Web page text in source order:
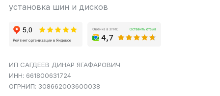
установка шин и дисков
ИП САГДЕЕВ ДИНАР ЯГАФАРОВИЧ
ИНН: 661800631724
ОГРНИП: 308662003600038